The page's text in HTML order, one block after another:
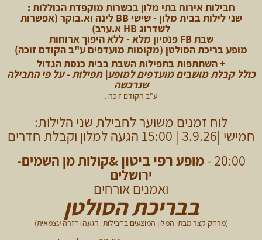
חבילות אירוח בתי מלון בכשרות מוקפדת הכוללות :
שני לילות בבית מלון - שישי BB לינה וא.בוקר (אפשרות
לשדרוג HB א.ערב)
שבת FB פנסיון מלא - ללא היפוך ארוחות
מופע בריכת הסולטן (מקומות מועדפים ע"ב הקודם זוכה)
+ השתתפותבתפילות השבת בבית כנסת הגדול
כולל קבלת מושבים מועדפים למופע\ תפילות - על פי החבילה
שנרכשה
ע"ב הקודם זוכה .
לוח זמנים משוער לחבילת שני הלילות:
חמישי |3.9.26 | 15:00 הגעה למלון וקבלת חדרים
20:00 - מופערפי ביטון&קולות מן השמים-
ירושלים
ואמנים אורחים
בבריכת הסולטן
(מרחק קצר מבתי המלון המוצעים בחבילות- הגעה וחזרה עצמאית)